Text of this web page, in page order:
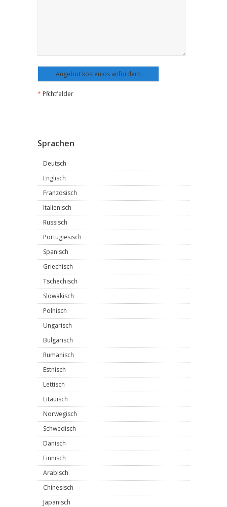
* Pflichtfelder
Sprachen
Deutsch
Englisch
Französisch
Italienisch
Russisch
Portugiesisch
Spanisch
Griechisch
Tschechisch
Slowakisch
Polnisch
Ungarisch
Bulgarisch
Rumänisch
Estnisch
Lettisch
Litauisch
Norwegisch
Schwedisch
Dänisch
Finnisch
Arabisch
Chinesisch
Japanisch